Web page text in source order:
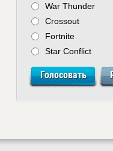
War Thunder
Crossout
Fortnite
Star Conflict